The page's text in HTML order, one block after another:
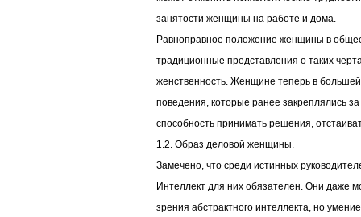
занятости женщины на работе и дома.
Равноправное положение женщины в
традиционные представления о таких
женственность. Женщине теперь в
поведения, которые ранее закреплялись
способность принимать решения,
1.2. Образ деловой женщины.
Замечено, что среди истинных
Интеллект для них обязателен. Они даже
зрения абстрактного интеллекта, но